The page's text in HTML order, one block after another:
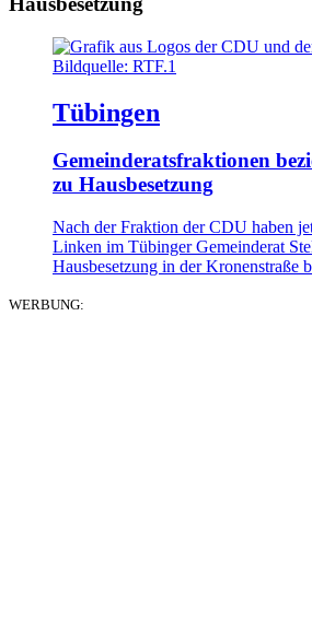
Tübingen
Gemeinderatsfraktionen
zu Hausbesetzung
Nach der Fraktion der CDU haben
Linken im Tübinger Gemeinderat
Hausbesetzung in der Kronenstraße
WERBUNG: